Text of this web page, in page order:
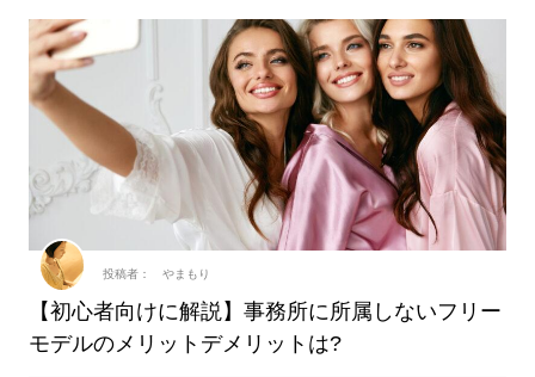
【初心者向けに解説】事務所に所属しないフリー
モデルのメリットデメリットは?
投稿者： やまもり